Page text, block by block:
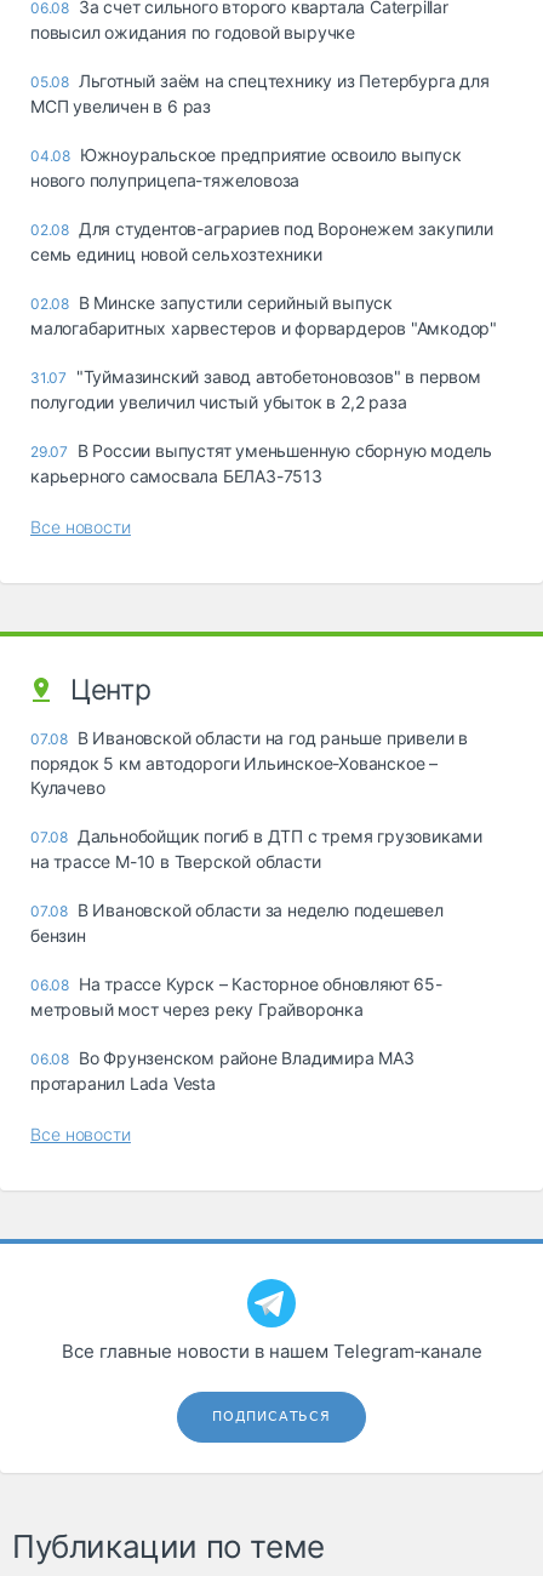
06.08 За счет сильного второго квартала Caterpillar
повысил ожидания по годовой выручке
05.08 Льготный заём на спецтехнику из Петербурга для
МСП увеличен в 6 раз
04.08 Южноуральское предприятие освоило выпуск
нового полуприцепа-тяжеловоза
02.08 Для студентов-аграриев под Воронежем закупили
семь единиц новой сельхозтехники
02.08 В Минске запустили серийный выпуск
малогабаритных харвестеров и форвардеров "Амкодор"
31.07
"Туймазинский завод автобетоновозов" в первом
полугодии увеличил чистый убыток в 2,2 раза
29.07
В России выпустят уменьшенную сборную модель
карьерного самосвала БЕЛАЗ-7513
Все новости
Центр
07.08 В Ивановской области на год раньше привели в
порядок 5 км автодороги Ильинское-Хованское –
Кулачево
07.08 Дальнобойщик погиб в ДТП с тремя грузовиками
на трассе М-10 в Тверской области
07.08 В Ивановской области за неделю подешевел
бензин
06.08 На трассе Курск – Касторное обновляют 65-
метровый мост через реку Грайворонка
06.08 Во Фрунзенском районе Владимира МАЗ
протаранил Lada Vesta
Все новости
Все главные новости в нашем Telegram‑канале
ПОДПИСАТЬСЯ
Публикации по теме